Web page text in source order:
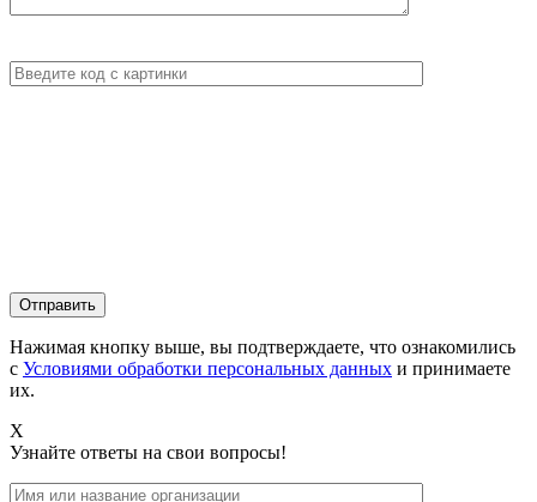
Нажимая кнопку выше, вы подтверждаете, что ознакомились
с Условиями обработки персональных данных и принимаете
их.
X
Узнайте ответы на свои вопросы!